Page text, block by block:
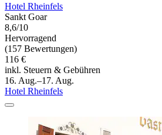
Hotel Rheinfels
Sankt Goar
8,6/10
Hervorragend
(157 Bewertungen)
116 €
inkl. Steuern & Gebühren
16. Aug.–17. Aug.
Hotel Rheinfels